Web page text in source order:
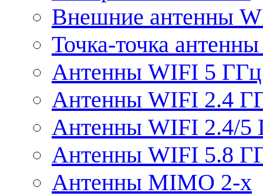
Внешние антенны
Точка-точка
Антенны WIFI 5 ГГц
Антенны WIFI 2.4
Антенны WIFI 2.4/5
Антенны WIFI 5.8
Антенны MIMO 2-x